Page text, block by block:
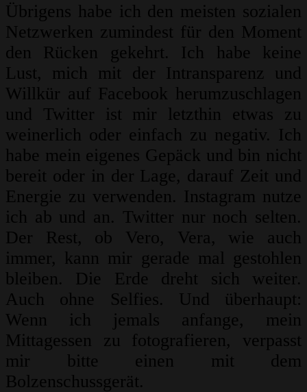
Übrigens habe ich den meisten sozialen
Netzwerken zumindest für den Moment
den Rücken gekehrt. Ich habe keine
Lust, mich mit der Intransparenz und
Willkür auf Facebook herumzuschlagen
und Twitter ist mir letzthin etwas zu
weinerlich oder einfach zu negativ. Ich
habe mein eigenes Gepäck und bin nicht
bereit oder in der Lage, darauf Zeit und
Energie zu verwenden. Instagram nutze
ich ab und an. Twitter nur noch selten.
Der Rest, ob Vero, Vera, wie auch
immer, kann mir gerade mal gestohlen
bleiben. Die Erde dreht sich weiter.
Auch ohne Selfies. Und überhaupt:
Wenn ich jemals anfange, mein
Mittagessen zu fotografieren, verpasst
mir bitte einen mit dem
Bolzenschussgerät.